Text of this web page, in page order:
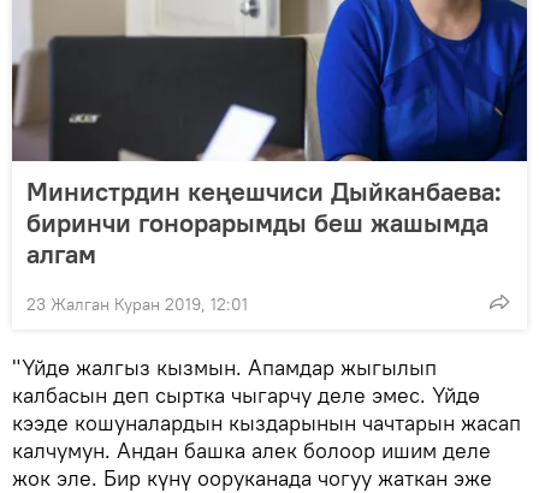
Министрдин кеңешчиси Дыйканбаева:
биринчи гонорарымды беш жашымда
алгам
23 Жалган Куран 2019, 12:01
"Үйдө жалгыз кызмын. Апамдар жыгылып
калбасын деп сыртка чыгарчу деле эмес. Үйдө
кээде кошуналардын кыздарынын чачтарын жасап
калчумун. Андан башка алек болоор ишим деле
жок эле. Бир күнү ооруканада чогуу жаткан эже